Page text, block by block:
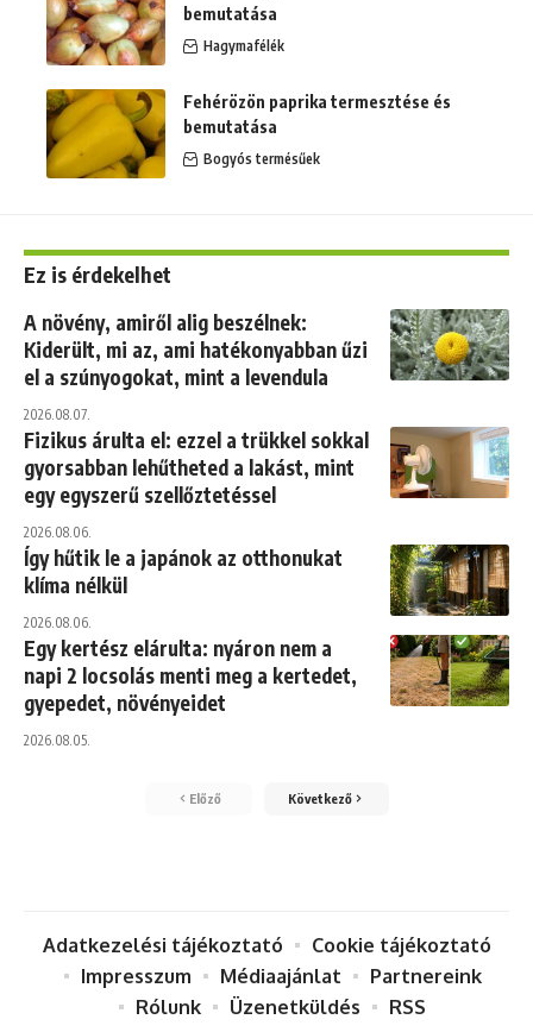
bemutatása
Hagymafélék
Fehérözön paprika termesztése és
bemutatása
Bogyós termésűek
Ez is érdekelhet
A növény, amiről alig beszélnek:
Kiderült, mi az, ami hatékonyabban űzi
el a szúnyogokat, mint a levendula
2026.08.07.
Fizikus árulta el: ezzel a trükkel sokkal
gyorsabban lehűtheted a lakást, mint
egy egyszerű szellőztetéssel
2026.08.06.
Így hűtik le a japánok az otthonukat
klíma nélkül
2026.08.06.
Egy kertész elárulta: nyáron nem a
napi 2 locsolás menti meg a kertedet,
gyepedet, növényeidet
2026.08.05.
Előző Következő
Adatkezelési tájékoztató
Cookie tájékoztató
Impresszum
Médiaajánlat
Partnereink
Rólunk
Üzenetküldés RSS